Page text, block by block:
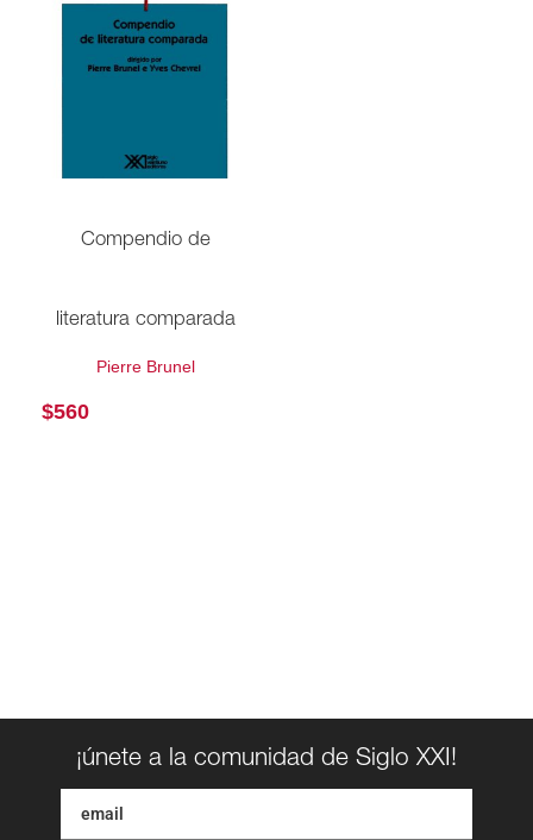
Compendio de
literatura comparada
Pierre Brunel
$560
¡únete a la comunidad de Siglo XXI!